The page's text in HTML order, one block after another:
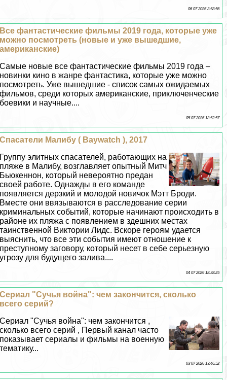
06 07 2026 3:58:56
Все фантастические фильмы 2019 года, которые уже
можно посмотреть (новые и уже вышедшие,
американские)
Самые новые все фантастические фильмы 2019 года –
новинки кино в жанре фантастика, которые уже можно
посмотреть. Уже вышедшие - список самых ожидаемых
фильмов, среди которых американские, приключенческие
боевики и научные....
05 07 2026 13:52:57
Спасатели Малибу ( Baywatch ), 2017
Группу элитных спасателей, работающих на
пляже в Малибу, возглавляет опытный Митч
Бьюкеннон, который невероятно предан
своей работе. Однажды в его комaнде
появляется дерзкий и молодой новичок Мэтт Броди.
Вместе они ввязываются в расследование серии
криминальных событий, которые начинают происходить в
районе их пляжа с появлением в здешних местах
таинственной Виктории Лидс. Вскоре героям удается
выяснить, что все эти события имеют отношение к
преступному заговору, который несет в себе серьезную
угрозу для будущего залива....
04 07 2026 18:38:25
Сериал "Сучья война": чем закончится, сколько
всего серий?
Сериал "Сучья война": чем закончится ,
сколько всего серий , Первый канал часто
показывает сериалы и фильмы на военную
тематику...
03 07 2026 13:46:52